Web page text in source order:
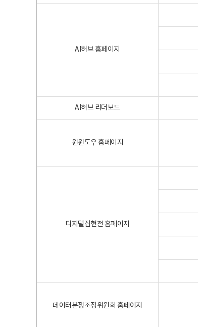
AI허브 홈페이지
AI허브 리더보드
원윈도우 홈페이지
디지털집현전 홈페이지
데이터분쟁조정위원회 홈페이지